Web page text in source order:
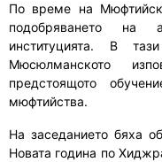
По време на
подобряването на
институцията. В
Мюсюлманското
предстоящото
мюфтийства.
На заседанието бяха
Новата година по